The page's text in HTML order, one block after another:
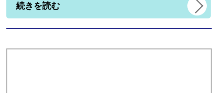
大学受験の方
続きを読む